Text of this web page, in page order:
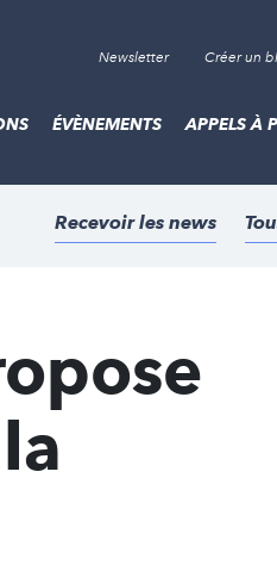
Newsletter Créer un
ÉVÈNEMENTS APPELS À
Recevoir les news